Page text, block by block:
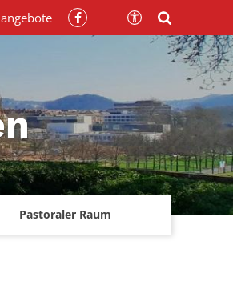
Pastoraler Raum